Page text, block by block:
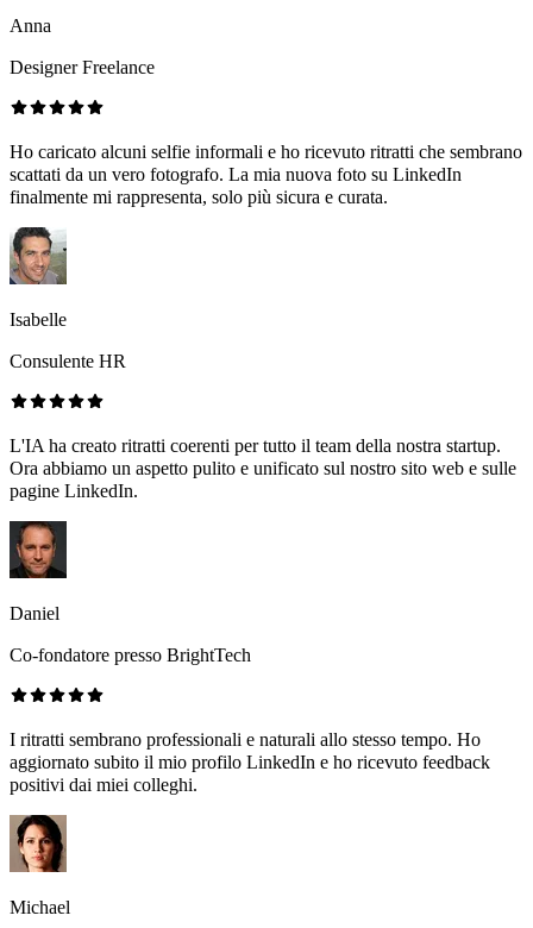
Anna
Designer Freelance
Ho caricato alcuni selfie informali e ho ricevuto ritratti che sembrano
scattati da un vero fotografo. La mia nuova foto su LinkedIn
finalmente mi rappresenta, solo più sicura e curata.
Isabelle
Consulente HR
L'IA ha creato ritratti coerenti per tutto il team della nostra startup.
Ora abbiamo un aspetto pulito e unificato sul nostro sito web e sulle
pagine LinkedIn.
Daniel
Co-fondatore presso BrightTech
I ritratti sembrano professionali e naturali allo stesso tempo. Ho
aggiornato subito il mio profilo LinkedIn e ho ricevuto feedback
positivi dai miei colleghi.
Michael